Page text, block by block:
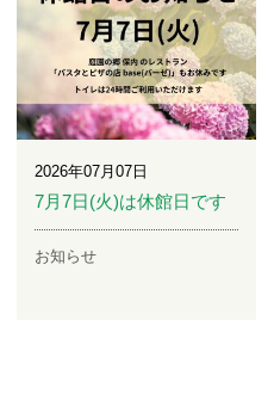
2026年07月07日
7月7日(火)は休館日です
お知らせ